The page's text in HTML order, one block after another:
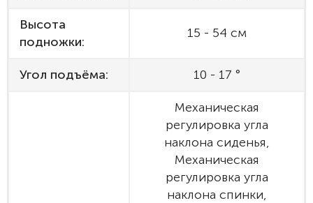
Высота
подножки:
15 - 54 см
Угол подъёма: 10 - 17 °
Механическая
регулировка угла
наклона сиденья,
Механическая
регулировка угла
наклона спинки,